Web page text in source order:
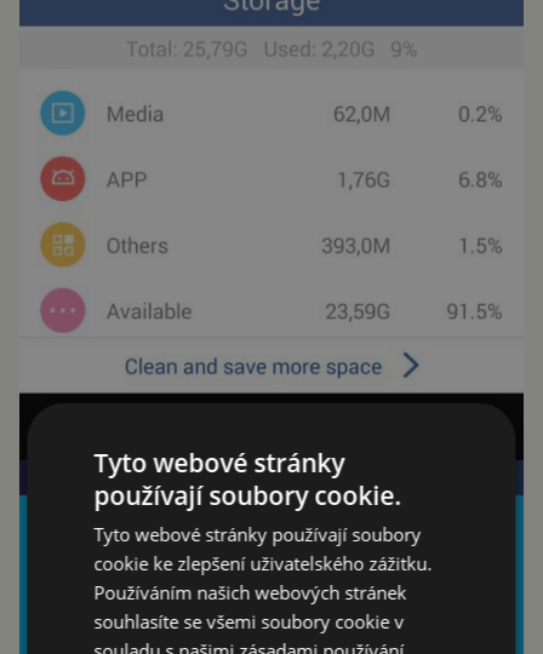
Tyto webové stránky
používají soubory cookie.
Tyto webové stránky používají soubory
cookie ke zlepšení uživatelského zážitku.
Používáním našich webových stránek
souhlasíte se všemi soubory cookie v